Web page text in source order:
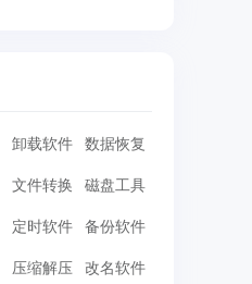
卸载软件 数据恢复
文件转换 磁盘工具
定时软件 备份软件
压缩解压 改名软件